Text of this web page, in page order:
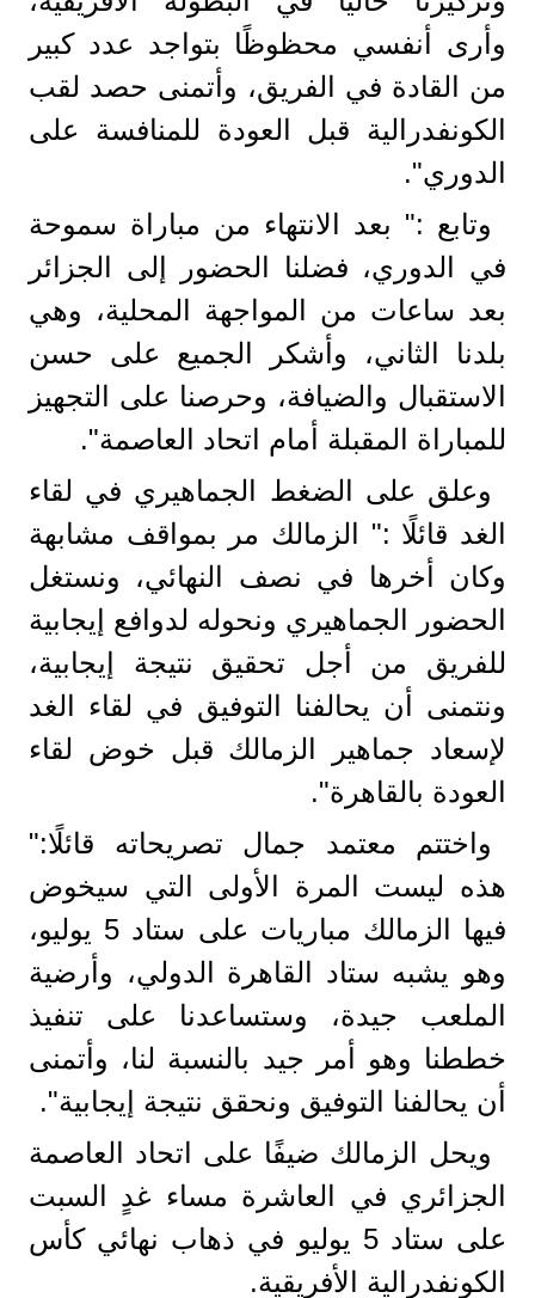
وأرى أنفسي محظوظًا بتواجد عدد كبير
من القادة في الفريق، وأتمنى حصد لقب
الكونفدرالية قبل العودة للمنافسة على
الدوري".
وتابع :" بعد الانتهاء من مباراة سموحة
في الدوري، فضلنا الحضور إلى الجزائر
بعد ساعات من المواجهة المحلية، وهي
بلدنا الثاني، وأشكر الجميع على حسن
الاستقبال والضيافة، وحرصنا على التجهيز
للمباراة المقبلة أمام اتحاد العاصمة".
وعلق على الضغط الجماهيري في لقاء
الغد قائلًا :" الزمالك مر بمواقف مشابهة
وكان أخرها في نصف النهائي، ونستغل
الحضور الجماهيري ونحوله لدوافع إيجابية
للفريق من أجل تحقيق نتيجة إيجابية،
ونتمنى أن يحالفنا التوفيق في لقاء الغد
لإسعاد جماهير الزمالك قبل خوض لقاء
العودة بالقاهرة".
واختتم معتمد جمال تصريحاته قائلًا:"
هذه ليست المرة الأولى التي سيخوض
فيها الزمالك مباريات على ستاد 5 يوليو،
وهو يشبه ستاد القاهرة الدولي، وأرضية
الملعب جيدة، وستساعدنا على تنفيذ
خططنا وهو أمر جيد بالنسبة لنا، وأتمنى
أن يحالفنا التوفيق ونحقق نتيجة إيجابية".
ويحل الزمالك ضيفًا على اتحاد العاصمة
الجزائري في العاشرة مساء غدٍ السبت
على ستاد 5 يوليو في ذهاب نهائي كأس
الكونفدرالية الأفريقية.